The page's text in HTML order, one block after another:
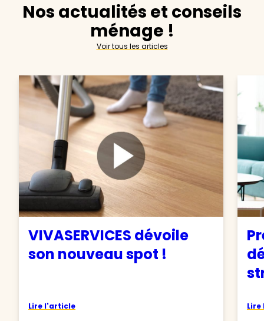
Nos actualités et conseils
ménage !
Voir tous les articles
VIVASERVICES dévoile
son nouveau spot !
Lire l'article